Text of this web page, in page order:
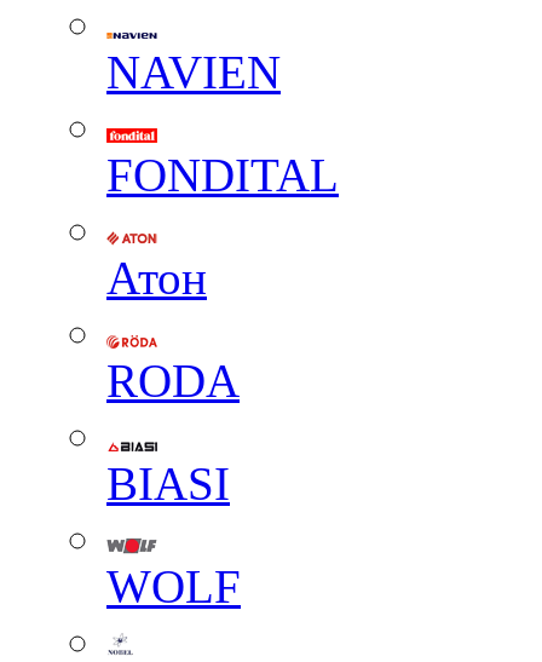
NAVIEN
FONDITAL
Атон
RODA
BIASI
WOLF